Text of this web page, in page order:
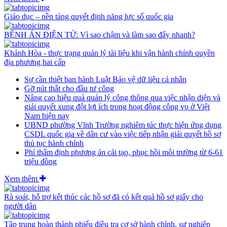
Giáo dục – nền tảng quyết định năng lực số quốc gia
BỆNH ÁN ĐIỆN TỬ: Vì sao chậm và làm sao đẩy nhanh?
Khánh Hòa - thực trạng quản lý tài liệu khi vận hành chính quyền
địa phương hai cấp
Sự cần thiết ban hành Luật Bảo vệ dữ liệu cá nhân
Gỡ nút thắt cho đầu tư công
Nâng cao hiệu quả quản lý công thông qua việc nhận diện và
giải quyết xung đột lợi ích trong hoạt động công vụ ở Việt
Nam hiện nay
UBND phường Vĩnh Trường nghiêm túc thực hiện ứng dụng
CSDL quốc gia về dân cư vào việc tiếp nhận giải quyết hồ sơ
thủ tục hành chính
Phí thẩm định phương án cải tạo, phục hồi môi trường từ 6-61
triệu đồng
Xem thêm
Rà soát, hỗ trợ kết thúc các hồ sơ đã có kết quả hồ sơ giấy cho
người dân
Tập trung hoàn thành phiếu điều tra cơ sở hành chính, sự nghiệp